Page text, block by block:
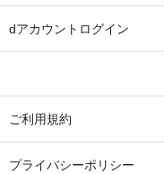
dアカウントログイン
ご利用規約
プライバシーポリシー